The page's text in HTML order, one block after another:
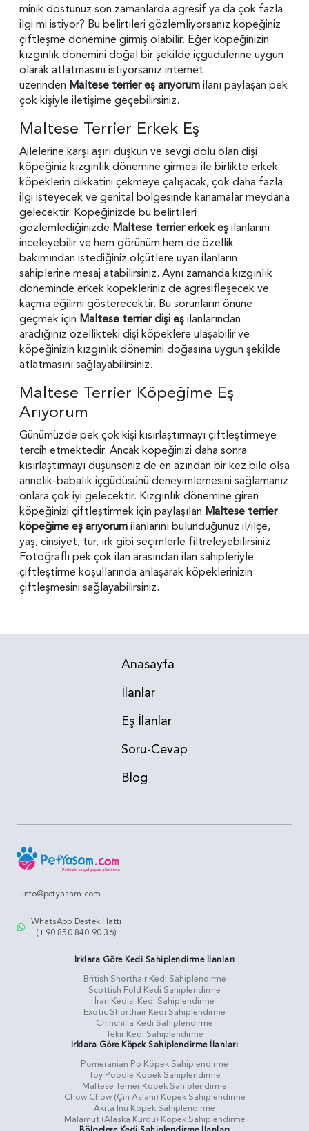
minik dostunuz son zamanlarda agresif ya da çok fazla
ilgi mi istiyor? Bu belirtileri gözlemliyorsanız köpeğiniz
çiftleşme dönemine girmiş olabilir. Eğer köpeğinizin
kızgınlık dönemini doğal bir şekilde içgüdülerine uygun
olarak atlatmasını istiyorsanız internet
üzerinden Maltese terrier eş arıyorumilanı paylaşan pek
çok kişiyle iletişime geçebilirsiniz.
Maltese Terrier Erkek Eş
Ailelerine karşı aşırı düşkün ve sevgi dolu olan dişi
köpeğiniz kızgınlık dönemine girmesi ile birlikte erkek
köpeklerin dikkatini çekmeye çalışacak, çok daha fazla
ilgi isteyecek ve genital bölgesinde kanamalar meydana
gelecektir. Köpeğinizde bu belirtileri
gözlemlediğinizde Maltese terrier erkek eşilanlarını
inceleyebilir ve hem görünüm hem de özellik
bakımından istediğiniz ölçütlere uyan ilanların
sahiplerine mesaj atabilirsiniz. Aynı zamanda kızgınlık
döneminde erkek köpekleriniz de agresifleşecek ve
kaçma eğilimi gösterecektir. Bu sorunların önüne
geçmek için Maltese terrier dişi eşilanlarından
aradığınız özellikteki dişi köpeklere ulaşabilir ve
köpeğinizin kızgınlık dönemini doğasına uygun şekilde
atlatmasını sağlayabilirsiniz.
Maltese Terrier Köpeğime Eş
Arıyorum
Günümüzde pek çok kişi kısırlaştırmayı çiftleştirmeye
tercih etmektedir. Ancak köpeğinizi daha sonra
kısırlaştırmayı düşünseniz de en azından bir kez bile olsa
annelik-babalık içgüdüsünü deneyimlemesini sağlamanız
onlara çok iyi gelecektir. Kızgınlık dönemine giren
köpeğinizi çiftleştirmek için paylaşılan Maltese terrier
köpeğime eş arıyorumilanlarını bulunduğunuz il/ilçe,
yaş, cinsiyet, tür, ırk gibi seçimlerle filtreleyebilirsiniz.
Fotoğraflı pek çok ilan arasından ilan sahipleriyle
çiftleştirme koşullarında anlaşarak köpeklerinizin
çiftleşmesini sağlayabilirsiniz.
Anasayfa
İlanlar
Eş İlanlar
Soru-Cevap
Blog
info@petyasam.com
WhatsApp Destek Hattı
(+90 850 840 90 36)
Irklara Göre Kedi Sahiplendirme İlanları
British Shorthair Kedi Sahiplendirme
Scottish Fold Kedi Sahiplendirme
İran Kedisi Kedi Sahiplendirme
Exotic Shorthair Kedi Sahiplendirme
Chinchilla Kedi Sahiplendirme
Tekir Kedi Sahiplendirme
Irklara Göre Köpek Sahiplendirme İlanları
Pomeranian Po Köpek Sahiplendirme
Toy Poodle Köpek Sahiplendirme
Maltese Terrier Köpek Sahiplendirme
Chow Chow (Çin Aslanı) Köpek Sahiplendirme
Akita Inu Köpek Sahiplendirme
Malamut (Alaska Kurdu) Köpek Sahiplendirme